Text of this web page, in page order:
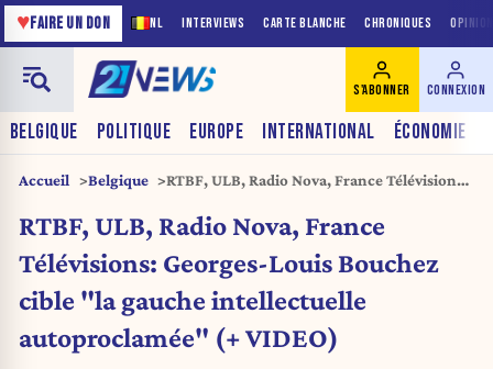
NL INTERVIEWS CARTE BLANCHE CHRONIQUES
♥FAIRE UN DON
BELGIQUE POLITIQUE EUROPE INTERNATIONAL ÉCONOMIE
S'ABONNER CONNEXION
Accueil Belgique
RTBF, ULB, Radio Nova, France Télévisions:
intellectuelle autoproclamée" (+ VIDEO)
RTBF, ULB, Radio Nova, France
Télévisions: Georges-Louis Bouchez
cible "la gauche intellectuelle
autoproclamée" (+ VIDEO)